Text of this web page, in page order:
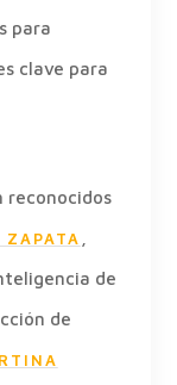
para
clave para
reconocidos
ZAPATA ,
de
de